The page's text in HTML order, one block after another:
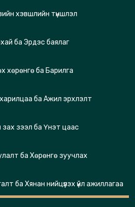
хэвшлийн түншлэл
ба Эрдэс баялаг
хөрөнгө ба Барилга
ба Ажил эрхлэлт
зах зээл ба Үнэт цаас
ба Хөрөнгө зуучлах
ба Хянан нийцүүлэх үйл ажиллагаа